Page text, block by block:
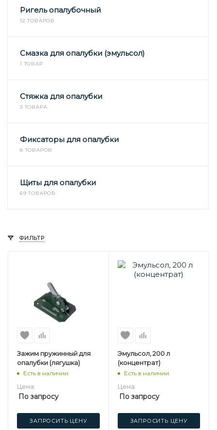
Ригель опалубочный
12 ТОВАРОВ
Смазка для опалубки (эмульсол)
1 ТОВАР
Стяжка для опалубки
3 ТОВАРА
Фиксаторы для опалубки
8 ТОВАРОВ
Щиты для опалубки
69 ТОВАРОВ
ФИЛЬТР
Зажим пружинный для
опалубки (лягушка)
Есть в наличии
Цена:
По запросу
ЗАПРОСИТЬ ЦЕНУ
Эмульсол, 200 л
(концентрат)
Есть в наличии
Цена:
По запросу
ЗАПРОСИТЬ ЦЕНУ